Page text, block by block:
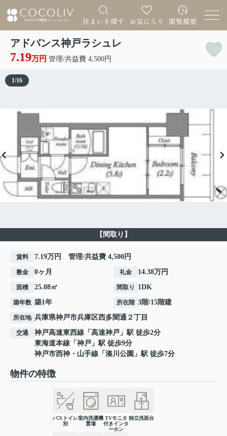
アドバンス神戸ラシュレ
7.19万円 管理/共益費 4,500円
【間取り】
1/16
賃料 7.19万円 管理/共益費 4,500円
敷金 0ヶ月 礼金 14.38万円
面積 25.08㎡ 間取り 1DK
築年数 築1年 所在階 3階/15階建
所在地 兵庫県神戸市兵庫区西多聞通 ２丁目
交通 神戸高速東西線 「 高速神戸 」駅 徒歩2分
東海道本線 「 神戸 」駅 徒歩9分
神戸市西神・山手線 「 湊川公園 」駅 徒歩7分
物件の特徴
バストイレ
別
室内洗濯機
置場
TVモニタ
付きインタ
ーホン
独立洗面台